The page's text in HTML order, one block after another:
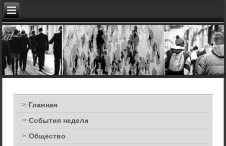
Главная
События недели
Общество